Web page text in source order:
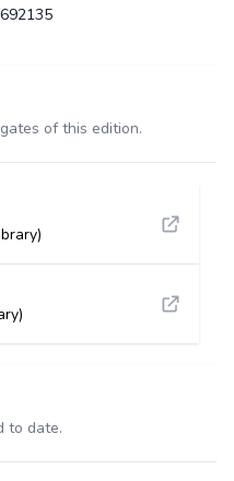
of this edition.
to date.